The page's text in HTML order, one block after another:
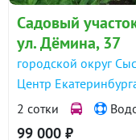
Поселок
безопасная среда
Охрана, шлагбаум,
Собственная
Садовый
ул. Дёмина, 37
городской округ
Центр
2 сотки
99 000 ₽